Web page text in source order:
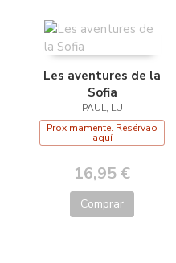
Les aventures de la
Sofia
PAUL, LU
Proximamente. Resérvao
aquí
16,95 €
Comprar